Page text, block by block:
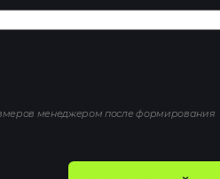
менеджером после формирования